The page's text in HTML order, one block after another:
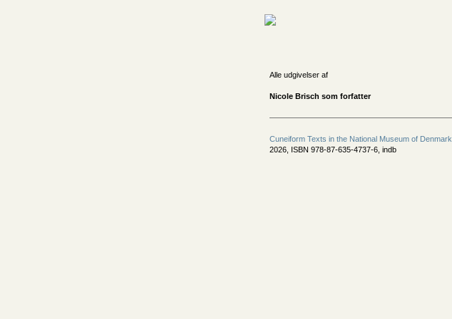
Alle udgivelser af
Nicole Brisch som forfatter
Cuneiform Texts in the National Museum of Denmark
2026, ISBN 978-87-635-4737-6, indb